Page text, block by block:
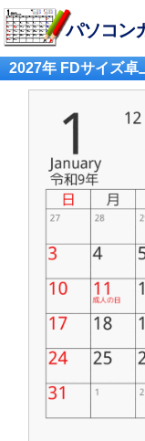
パソコン
2027年 FDサイズ卓